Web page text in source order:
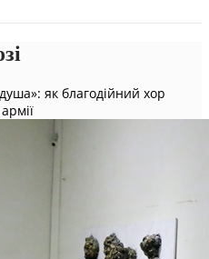
як благодійний хор